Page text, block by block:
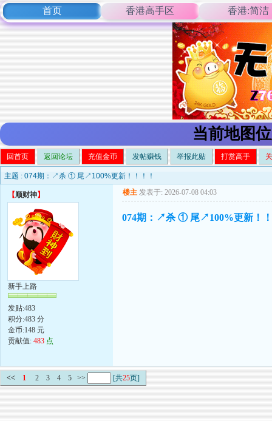
首页 香港高手区 香港:简洁
当前地图
回首页 返回论坛 充值金币 发帖赚钱 举报此贴 打赏高手
主题 : 074期：↗杀 ① 尾↗100%更新！！！！
【顺财神】
新手上路
发贴:483
积分:483 分
金币:148 元
贡献值: 483 点
楼主 发表于: 2026-07-08 04:03
074期：↗杀 ① 尾↗100%更新！
<< 1 2 3 4 5 >> [共25页]